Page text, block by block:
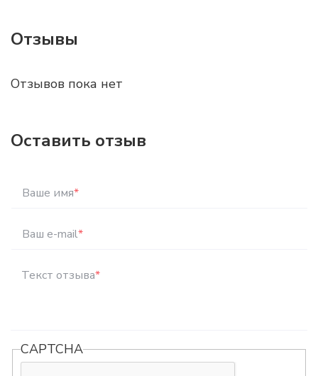
Отзывы
Отзывов пока нет
Оставить отзыв
Ваше имя*
Ваш e-mail*
Текст отзыва*
CAPTCHA